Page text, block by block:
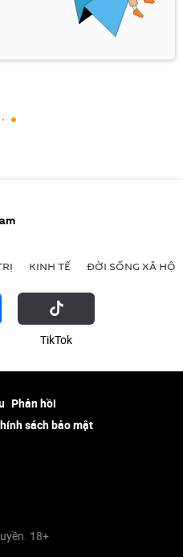
KINH TẾ ĐỜI SỐNG XÃ HỘI
ТikТоk
Phản hồi
sách bảo mật
18+